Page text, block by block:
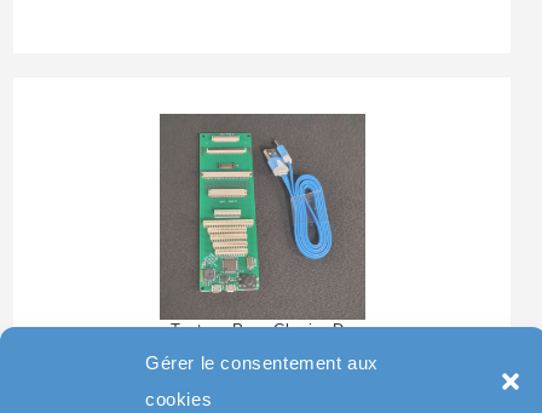
Gérer le consentement aux
cookies
Testeur Pour Clavier De